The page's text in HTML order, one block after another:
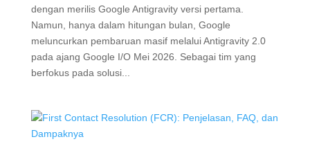
dengan merilis Google Antigravity versi pertama.
Namun, hanya dalam hitungan bulan, Google
meluncurkan pembaruan masif melalui Antigravity 2.0
pada ajang Google I/O Mei 2026. Sebagai tim yang
berfokus pada solusi...